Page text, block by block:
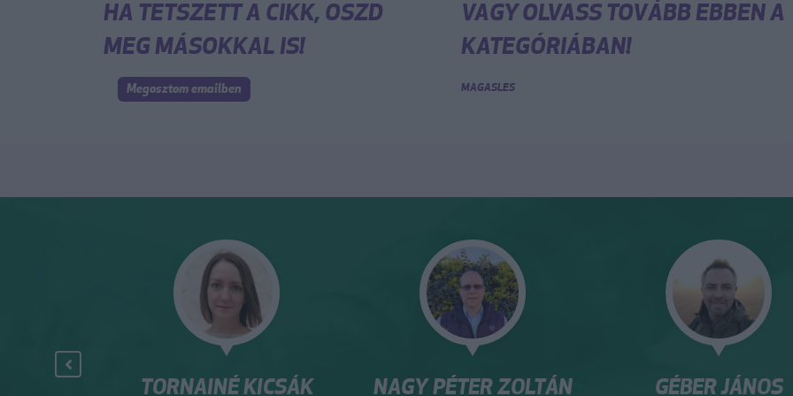
HA TETSZETT A CIKK, OSZD
MEG MÁSOKKAL IS!
Megosztom emailben
VAGY OLVASS TOVÁBB EBBEN A
KATEGÓRIÁBAN!
MAGASLES
NAGY PÉTER ZOLTÁN GÉBER JÁNOS
NAGY-GERGELY